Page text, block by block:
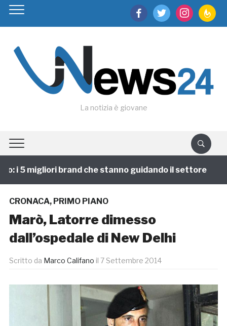
facebooktwitter instagram
La notizia è giovane
i 5 migliori brand che stanno guidando il settore
CRONACA, PRIMO PIANO
Marò, Latorre dimesso
dall’ospedale di New Delhi
Scritto da Marco Califano il 7 Settembre 2014